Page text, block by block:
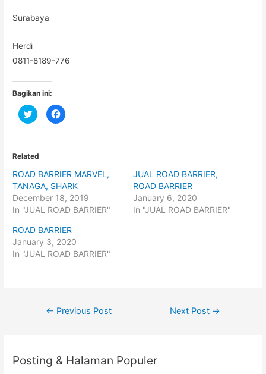
Surabaya
Herdi
0811-8189-776
Bagikan ini:
C
l
t
o
s
h
a
r
e
o
n
T
i
t
t
e
r
n
d
C
l
h
a
r
e
o
n
F
c
e
b
o
o
i
n
Related
ROAD BARRIER MARVEL,
TANAGA, SHARK
December 18, 2019
In "JUAL ROAD BARRIER"
JUAL ROAD BARRIER,
ROAD BARRIER
January 6, 2020
In "JUAL ROAD BARRIER"
ROAD BARRIER
January 3, 2020
In "JUAL ROAD BARRIER"
Post
← Previous Post Next Post →
Posting & Halaman Populer